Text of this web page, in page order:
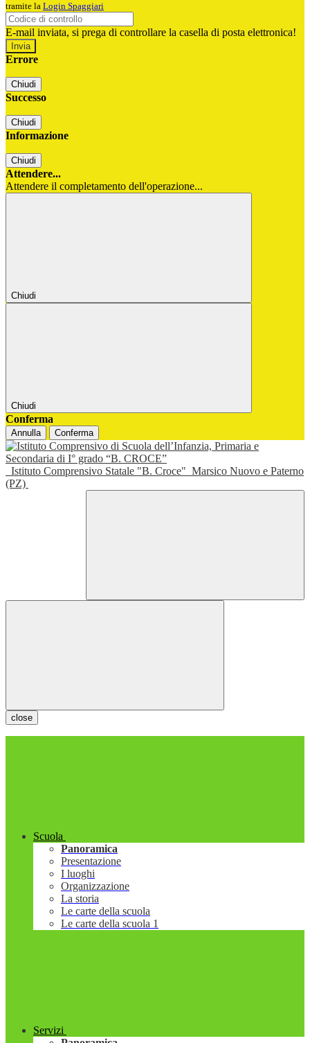
tramite la Login Spaggiari
E-mail inviata, si prega di controllare la casella di posta elettronica!
Errore
Chiudi
Successo
Chiudi
Informazione
Chiudi
Attendere...
Attendere il completamento dell'operazione...
Chiudi
Chiudi
Conferma
Annulla Conferma
Istituto Comprensivo Statale "B. Croce" Marsico Nuovo e Paterno
(PZ)
close
Scuola
Panoramica
Presentazione
I luoghi
Organizzazione
La storia
Le carte della scuola
Le carte della scuola 1
Servizi